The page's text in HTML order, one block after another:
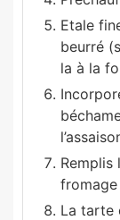
Etale
beurré
la à la
La tarte